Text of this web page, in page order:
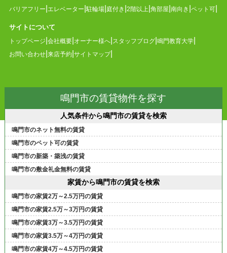
バリアフリー エレベーター 駐輪場 庭付き 2階以上 角部屋 南向き ペット可
サイトについて
トップページ 会社概要 オーナー様へ スタッフブログ 鳴門教育大学
お問い合わせ 来店予約 サイトマップ
鳴門市の賃貸物件を探す
人気条件から鳴門市の賃貸を検索
鳴門市のネット無料の賃貸
鳴門市のペット可の賃貸
鳴門市の新築・築浅の賃貸
鳴門市の敷金礼金無料の賃貸
家賃から鳴門市の賃貸を検索
鳴門市の家賃2万～2.5万円の賃貸
鳴門市の家賃2.5万～3万円の賃貸
鳴門市の家賃3万～3.5万円の賃貸
鳴門市の家賃3.5万～4万円の賃貸
鳴門市の家賃4万～4.5万円の賃貸